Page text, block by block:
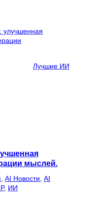
Лучшие ИИ
мыслей.
AI Новости AI
, ИИ